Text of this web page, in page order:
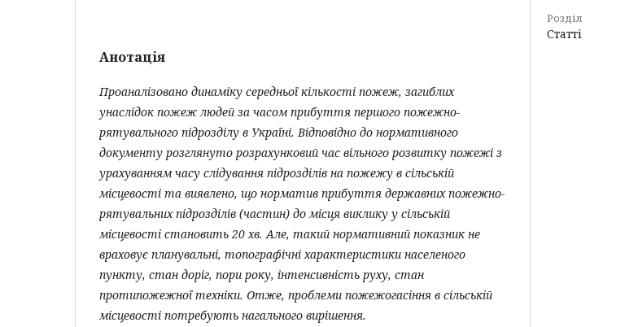
Анотація
Проаналізовано динаміку середньої кількості пожеж, загиблих
унаслідок пожеж людей за часом прибуття першого пожежно-
рятувального підрозділу в Україні. Відповідно до нормативного
документу розглянуто розрахунковий час вільного розвитку пожежі з
урахуванням часу слідування підрозділів на пожежу в сільській
місцевості та виявлено, що норматив прибуття державних пожежно-
рятувальних підрозділів (частин) до місця виклику у сільській
місцевості становить 20 хв. Але, такий нормативний показник не
враховує планувальні, топографічні характеристики населеного
пункту, стан доріг, пори року, інтенсивність руху, стан
протипожежної техніки. Отже, проблеми пожежогасіння в сільській
місцевості потребують нагального вирішення.
Розділ
Статті